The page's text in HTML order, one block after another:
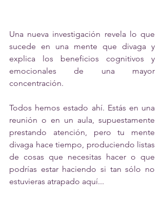
Una nueva investigación revela lo que
sucede en una mente que divaga y
explica los beneficios cognitivos y
emocionales de una mayor
concentración.
Todos hemos estado ahí. Estás en una
reunión o en un aula, supuestamente
prestando atención, pero tu mente
divaga hace tiempo, produciendo listas
de cosas que necesitas hacer o que
podrías estar haciendo si tan sólo no
estuvieras atrapado aquí...